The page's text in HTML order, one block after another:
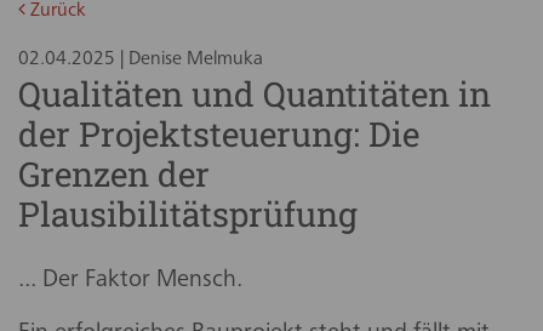
Zurück
02.04.2025 | Denise Melmuka
Qualitäten und Quantitäten in
der Projektsteuerung: Die
Grenzen der
Plausibilitätsprüfung
... Der Faktor Mensch.